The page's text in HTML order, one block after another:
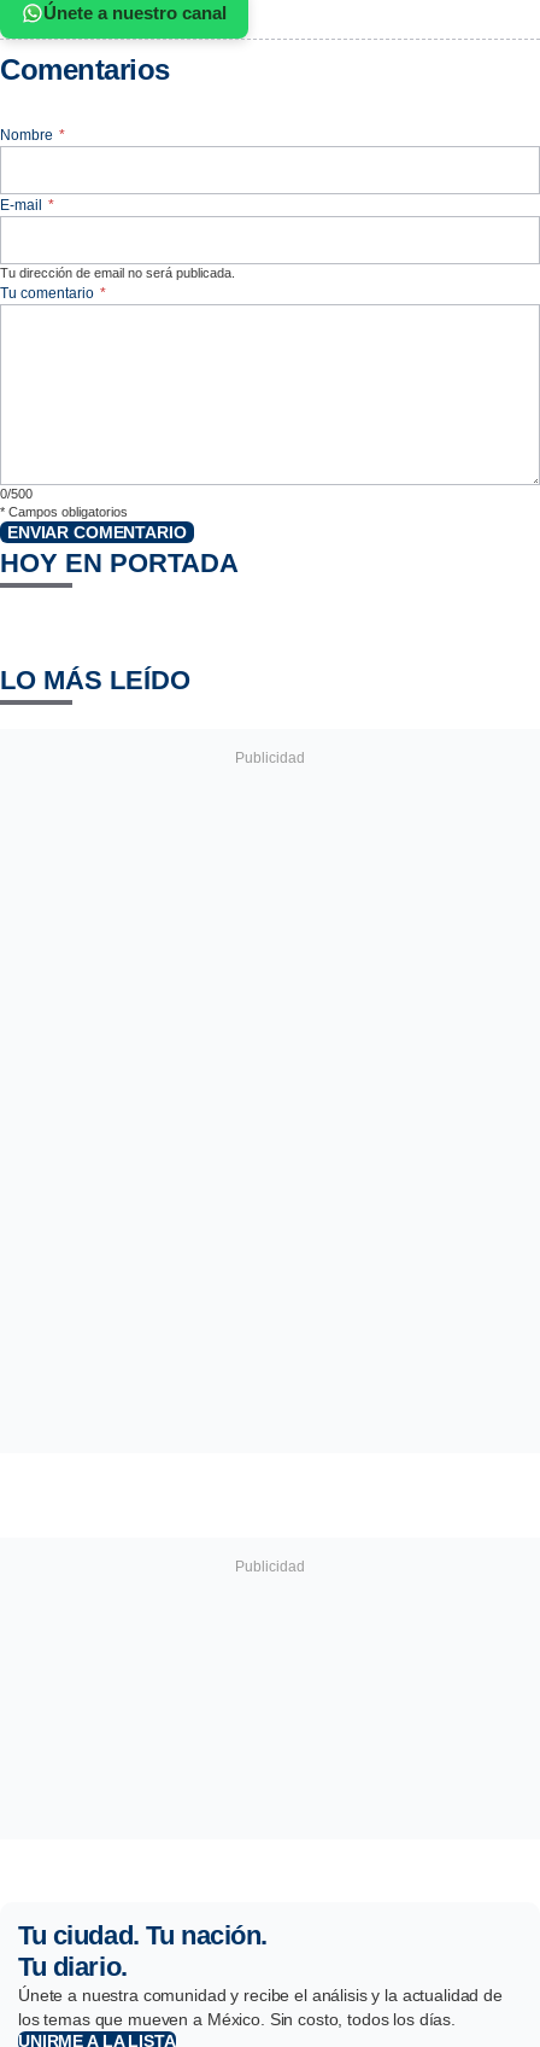
Únete a nuestro canal
Comentarios
Nombre *
E-mail *
Tu dirección de email no será publicada.
Tu comentario *
0/500
* Campos obligatorios
ENVIAR COMENTARIO
HOY EN PORTADA
LO MÁS LEÍDO
Tu ciudad. Tu nación.
Tu diario.
Únete a nuestra comunidad y recibe el análisis y la actualidad de
los temas que mueven a México. Sin costo, todos los días.
UNIRME A LA LISTA